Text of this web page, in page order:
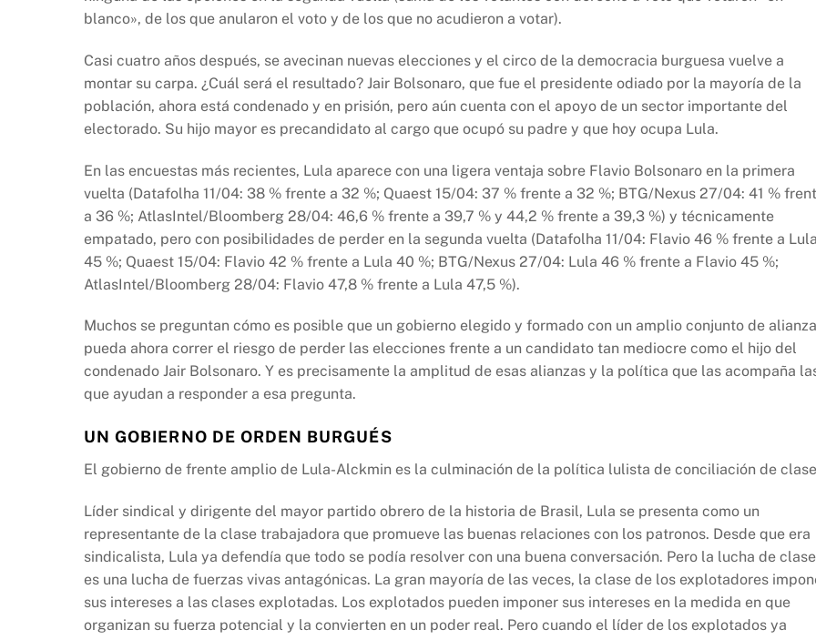
blanco», de los que anularon el voto y de los que no acudieron a votar).
Casi cuatro años después, se avecinan nuevas elecciones y el circo de la democracia burguesa vuelve a
montar su carpa. ¿Cuál será el resultado? Jair Bolsonaro, que fue el presidente odiado por la mayoría de la
población, ahora está condenado y en prisión, pero aún cuenta con el apoyo de un sector importante del
electorado. Su hijo mayor es precandidato al cargo que ocupó su padre y que hoy ocupa Lula.
En las encuestas más recientes, Lula aparece con una ligera ventaja sobre Flavio Bolsonaro en la primera
vuelta (Datafolha 11/04: 38 % frente a 32 %; Quaest 15/04: 37 % frente a 32 %; BTG/Nexus 27/04: 41 %
a 36 %; AtlasIntel/Bloomberg 28/04: 46,6 % frente a 39,7 % y 44,2 % frente a 39,3 %) y técnicamente
empatado, pero con posibilidades de perder en la segunda vuelta (Datafolha 11/04: Flavio 46 % frente a
45 %; Quaest 15/04: Flavio 42 % frente a Lula 40 %; BTG/Nexus 27/04: Lula 46 % frente a Flavio 45 %;
AtlasIntel/Bloomberg 28/04: Flavio 47,8 % frente a Lula 47,5 %).
Muchos se preguntan cómo es posible que un gobierno elegido y formado con un amplio conjunto de
pueda ahora correr el riesgo de perder las elecciones frente a un candidato tan mediocre como el hijo del
condenado Jair Bolsonaro. Y es precisamente la amplitud de esas alianzas y la política que las acompaña
que ayudan a responder a esa pregunta.
UN GOBIERNO DE ORDEN BURGUÉS
El gobierno de frente amplio de Lula-Alckmin es la culminación de la política lulista de conciliación de
Líder sindical y dirigente del mayor partido obrero de la historia de Brasil, Lula se presenta como un
representante de la clase trabajadora que promueve las buenas relaciones con los patronos. Desde que era
sindicalista, Lula ya defendía que todo se podía resolver con una buena conversación. Pero la lucha de
es una lucha de fuerzas vivas antagónicas. La gran mayoría de las veces, la clase de los explotadores
sus intereses a las clases explotadas. Los explotados pueden imponer sus intereses en la medida en que
organizan su fuerza potencial y la convierten en un poder real. Pero cuando el líder de los explotados ya